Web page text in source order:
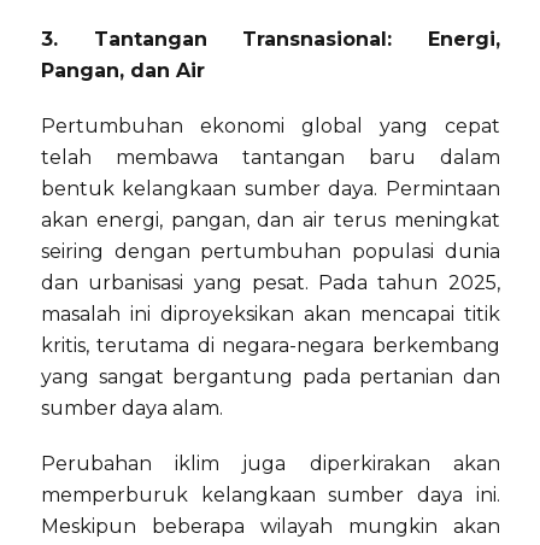
3. Tantangan Transnasional: Energi,
Pangan, dan Air
Pertumbuhan ekonomi global yang cepat
telah membawa tantangan baru dalam
bentuk kelangkaan sumber daya. Permintaan
akan energi, pangan, dan air terus meningkat
seiring dengan pertumbuhan populasi dunia
dan urbanisasi yang pesat. Pada tahun 2025,
masalah ini diproyeksikan akan mencapai titik
kritis, terutama di negara-negara berkembang
yang sangat bergantung pada pertanian dan
sumber daya alam.
Perubahan iklim juga diperkirakan akan
memperburuk kelangkaan sumber daya ini.
Meskipun beberapa wilayah mungkin akan